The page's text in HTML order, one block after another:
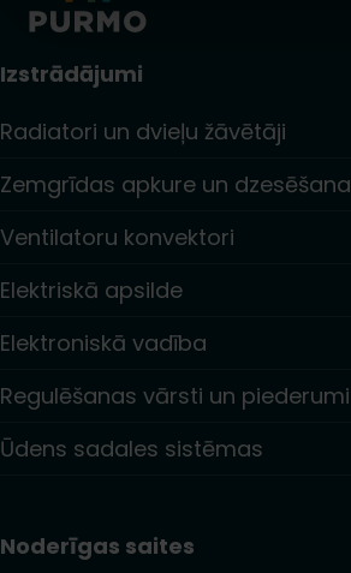
Izstrādājumi
Radiatori un dvieļu žāvētāji
Zemgrīdas apkure un dzesēšana
Ventilatoru konvektori
Elektriskā apsilde
Elektroniskā vadība
Regulēšanas vārsti un piederumi
Ūdens sadales sistēmas
Noderīgas saites